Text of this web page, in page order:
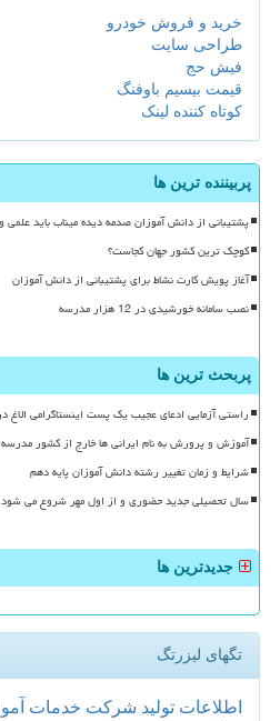
خرید و فروش خودرو
طراحی سایت
فیش حج
قیمت بیسیم باوفنگ
کوتاه کننده لینک
پربیننده ترین ها
پشتیبانی از دانش آموزان صدمه دیده میناب باید
کوچک ترین کشور جهان کجاست؟
آغاز پویش کارت نشاط برای پشتیبانی از دانش آموزان
نصب سامانه خورشیدی در 12 هزار مدرسه
پربحث ترین ها
راستی آزمایی ادعای عجیب یک پست اینستاگرامی الاغ
آموزش و پرورش به نام ایرانی ها خارج از کشور
شرایط و زمان تغییر رشته دانش آموزان پایه دهم
سال تحصیلی جدید حضوری و از اول مهر شروع می شود
جدیدترین ها
تگهای لیزرتگ
اطلاعات تولید شركت خدمات